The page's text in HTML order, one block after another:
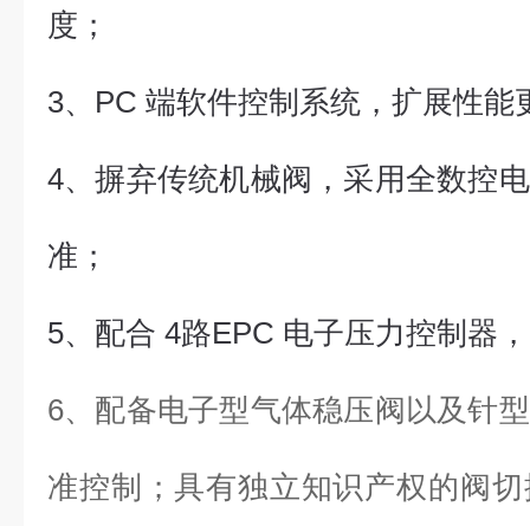
度；
3、PC 端软件控制系统，扩展性能
4、摒弃传统机械阀，采用全数控
准；
5、配合 4路EPC 电子压力控制器
6、配备电子型气体稳压阀以及针
准控制；具有独立知识产权的阀